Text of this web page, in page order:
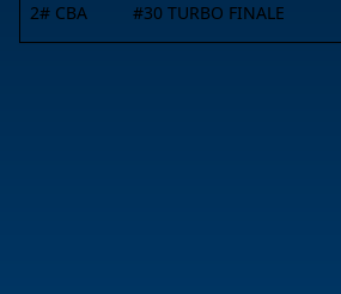
2# CBA #30 TURBO FINALE